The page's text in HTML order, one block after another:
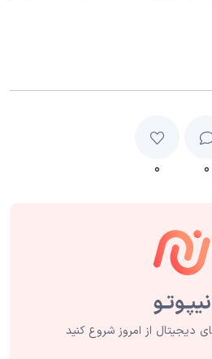
۰ ۰
دیجیتال از امروز شروع کنید